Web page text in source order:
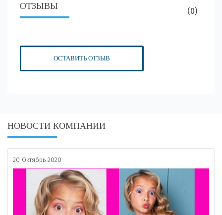
ОТЗЫВЫ
(0)
ОСТАВИТЬ ОТЗЫВ
НОВОСТИ КОМПАНИИ
20 Октябрь 2020